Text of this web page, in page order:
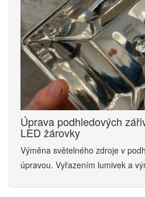
Úprava podhledových
LED žárovky
Výměna světelného zdroje v
úpravou. Vyřazením lumivek a